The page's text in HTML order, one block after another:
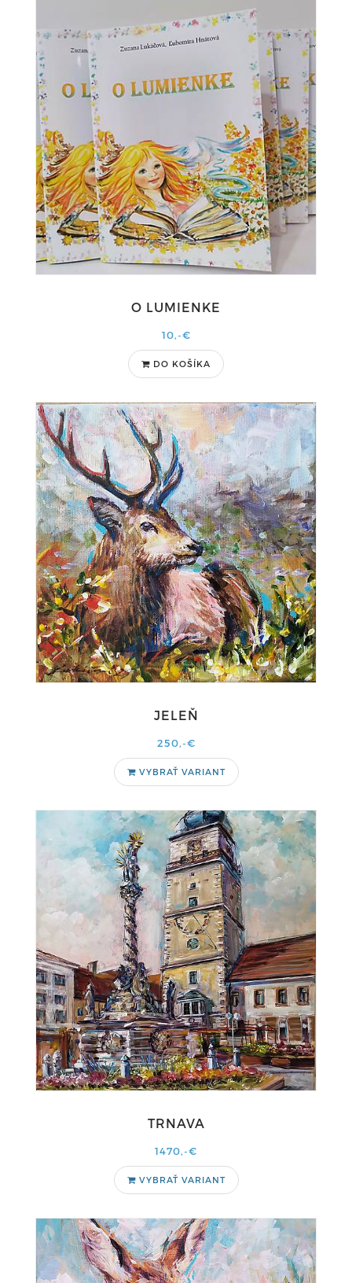
O LUMIENKE
10,-€
DO KOŠÍKA
JELEŇ
250,-€
VYBRAŤ VARIANT
TRNAVA
1470,-€
VYBRAŤ VARIANT